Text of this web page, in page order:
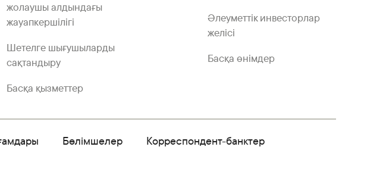
жолаушы алдындағы
жауапкершілігі
Шетелге шығушыларды
сақтандыру
Басқа қызметтер
Әлеуметтік инвесторлар
желісі
Басқа өнімдер
Бөлімшелер
Корреспондент-банктер